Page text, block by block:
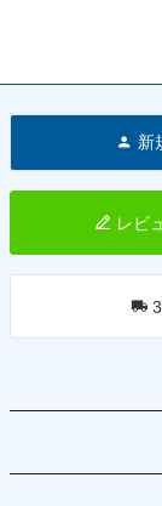
新
レビ